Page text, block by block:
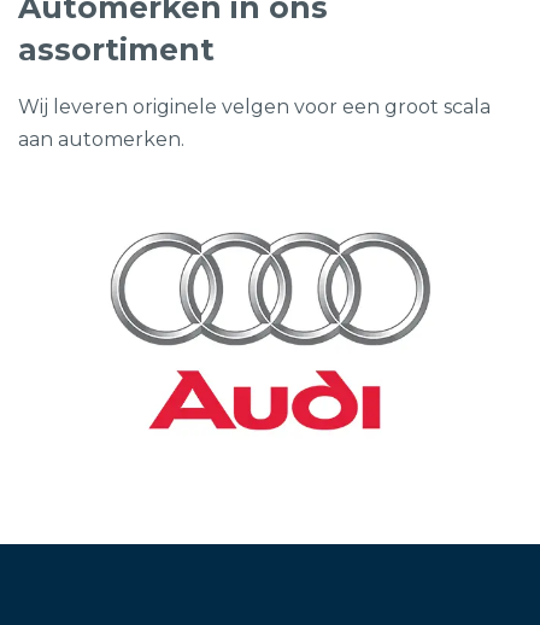
Automerken in ons
assortiment
Wij leveren originele velgen voor een groot scala
aan automerken.